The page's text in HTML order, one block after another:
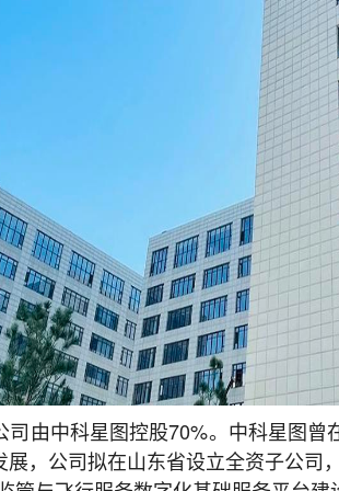
司由中科星图控股70%。中科星图
，公司拟在山东省设立全资子公